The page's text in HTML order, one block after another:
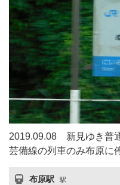
2019.09.08 新見ゆき普
芸備線の列車のみ布原に
布原駅 駅